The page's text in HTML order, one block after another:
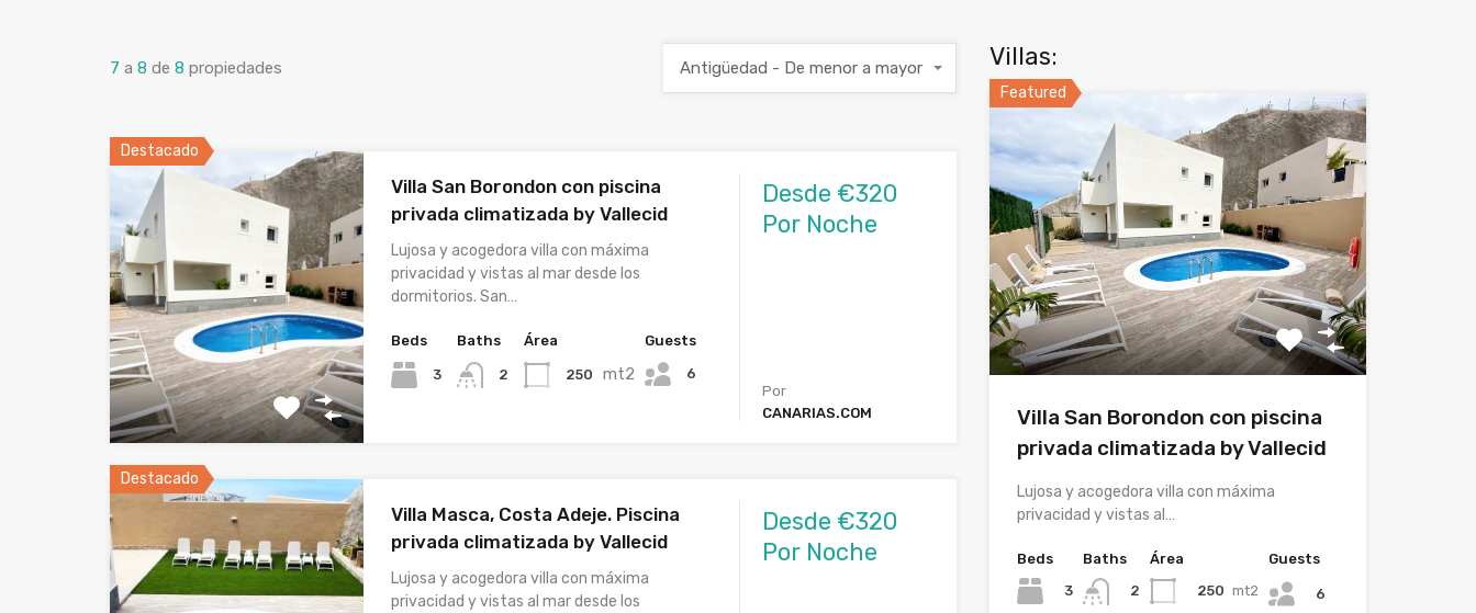
7 a 8 de 8 propiedades Antigüedad - De menor a mayor
Destacado
Villa San Borondon con piscina
privada climatizada by Vallecid
Lujosa y acogedora villa con máxima
privacidad y vistas al mar desde los
dormitorios. San…
Beds
3
Baths
2
Área
250 mt2
Guests
6
Desde €320
Por Noche
Por
CANARIAS.COM
Destacado
Villa Masca, Costa Adeje. Piscina
privada climatizada by Vallecid
Lujosa y acogedora villa con máxima
privacidad y vistas al mar desde los
Desde €320
Por Noche
Villas:
Featured
Villa San Borondon con piscina
privada climatizada by Vallecid
Lujosa y acogedora villa con máxima
privacidad y vistas al…
Beds
3
Baths
2
Área
250 mt2
Guests
6